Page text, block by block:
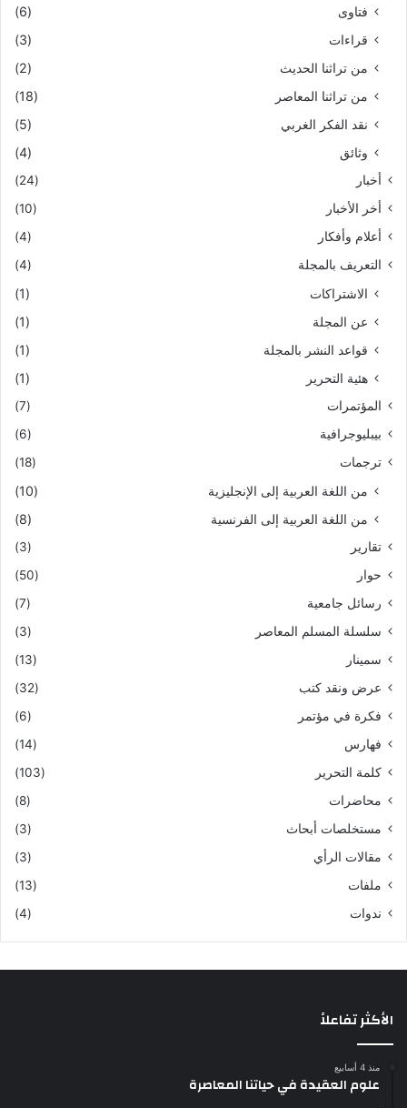
فتاوى
(6)
قراءات
(3)
من تراثنا الحديث
(2)
من تراثنا المعاصر
(18)
نقد الفكر الغربي
(5)
وثائق
(4)
أخبار
(24)
أخر الأخبار
(10)
أعلام وأفكار
(4)
التعريف بالمجلة
(4)
الاشتراكات
(1)
عن المجلة
(1)
قواعد النشر بالمجلة
(1)
هئية التحرير
(1)
المؤتمرات
(7)
بيبليوجرافية
(6)
ترجمات
(18)
من اللغة العربية إلى الإنجليزية
(10)
من اللغة العربية إلى الفرنسية
(8)
تقارير
(3)
حوار
(50)
رسائل جامعية
(7)
سلسلة المسلم المعاصر
(3)
سمينار
(13)
عرض ونقد كتب
(32)
فكرة في مؤتمر
(6)
فهارس
(14)
كلمة التحرير
(103)
محاضرات
(8)
مستخلصات أبحاث
(3)
مقالات الرأي
(3)
ملفات
(13)
ندوات
(4)
الأكثر تفاعلاً
منذ 4 أسابيع
علوم العقيدة في حياتنا المعاصرة